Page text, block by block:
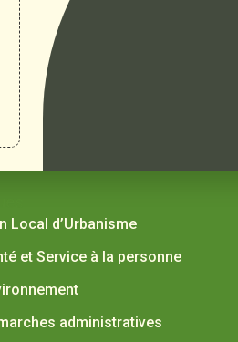
Local d’Urbanisme
et Service à la personne
administratives